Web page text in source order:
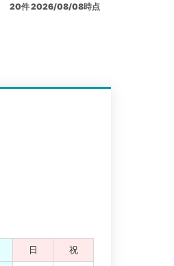
20件2026/08/08時点
日 祝